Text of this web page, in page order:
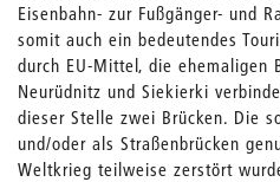
Eisenbahn- zur Fußgänger- und
somit auch ein bedeutendes
durch EU-Mittel, die ehemaligen
Neurüdnitz und Siekierki
dieser Stelle zwei Brücken. Die
und/oder als Straßenbrücken
Weltkrieg teilweise zerstört